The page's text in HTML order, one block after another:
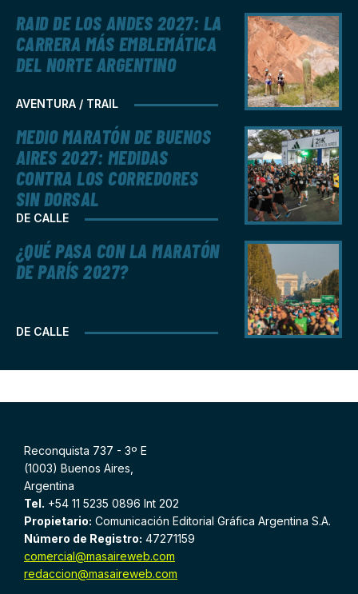
AVENTURA / TRAIL
RAID DE LOS ANDES 2027: LA
CARRERA MÁS EMBLEMÁTICA
DEL NORTE ARGENTINO
DE CALLE
MEDIO MARATÓN DE BUENOS
AIRES 2027: MEDIDAS
CONTRA LOS CORREDORES
SIN DORSAL
DE CALLE
¿QUÉ PASA CON LA MARATÓN
DE PARÍS 2027?
Reconquista 737 - 3º E
(1003) Buenos Aires,
Argentina
Tel. +54 11 5235 0896 Int 202
Propietario: Comunicación Editorial Gráfica Argentina S.A.
Número de Registro: 47271159
comercial@masaireweb.com
redaccion@masaireweb.com